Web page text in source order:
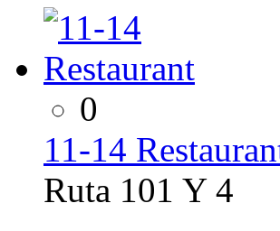
0
11-14
Ruta 101 Y 4